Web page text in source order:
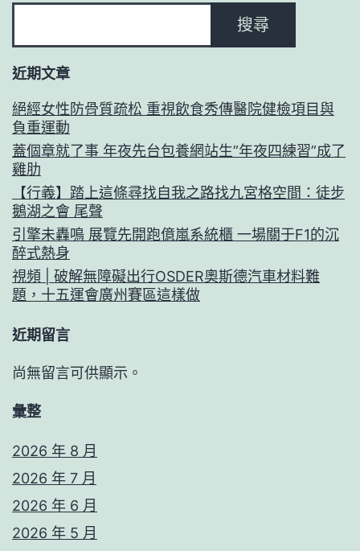
搜尋
近期文章
絕經女性防骨質疏松 重視飲食秀傳醫院健檢項目與
負重運動
蓋個章就了事 年夜先台包養網站生”年夜四練習”成了
雞肋
【行義】踏上這條尋找自我之路找九宮格空間：徒步
鵝湖之會 尾聲
引擎未轟鳴 展覽先開跑億嵐系統櫃 一場關于F1的沉
醉式熱身
視頻 | 破解無障礙出行OSDER奧斯德汽車材料難
題，十五運會廣州賽區這樣做
近期留言
尚無留言可供顯示。
彙整
2026 年 8 月
2026 年 7 月
2026 年 6 月
2026 年 5 月